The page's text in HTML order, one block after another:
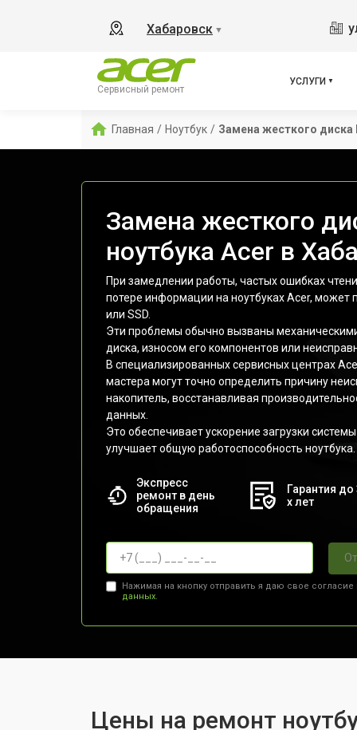
Хабаровск ▼
Сервисный ремонт
УСЛУГИ
Главная / Ноутбук / Замена жесткого диска
Замена жесткого
ноутбука Acer в
При замедлении работы, частых ошибках
потере информации на ноутбуках Acer, может
или SSD.
Эти проблемы обычно вызваны
диска, износом его компонентов или
В специализированных сервисных центрах
мастера могут точно определить причину
накопитель, восстанавливая
данных.
Это обеспечивает ускорение загрузки
улучшает общую работоспособность ноутбука.
Экспресс
ремонт в день
обращения
Гарантия до
х лет
Нажимая на кнопку отправить я даю свое согласие
данных.
Цены на ремонт